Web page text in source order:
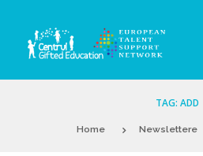
TAG: ADD
Home Newslettere